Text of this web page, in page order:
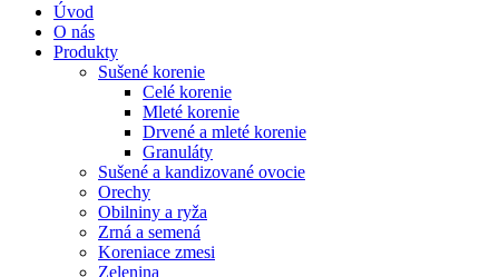
Úvod
O nás
Produkty
Sušené korenie
Celé korenie
Mleté korenie
Drvené a mleté korenie
Granuláty
Sušené a kandizované ovocie
Orechy
Obilniny a ryža
Zrná a semená
Koreniace zmesi
Zelenina